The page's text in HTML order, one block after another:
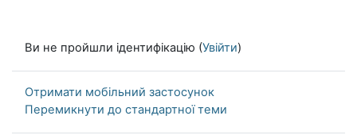
Ви не пройшли ідентифікацію (Увійти)
Отримати мобільний застосунок
Перемикнути до стандартної теми